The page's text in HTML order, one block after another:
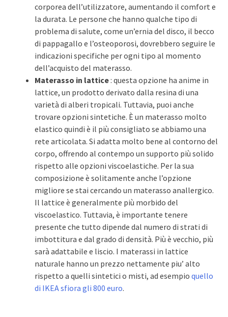
corporea dell’utilizzatore, aumentando il comfort e
la durata. Le persone che hanno qualche tipo di
problema di salute, come un’ernia del disco, il becco
di pappagallo e l’osteoporosi, dovrebbero seguire le
indicazioni specifiche per ogni tipo al momento
dell’acquisto del materasso.
Materasso in lattice: questa opzione ha anime in
lattice, un prodotto derivato dalla resina di una
varietà di alberi tropicali. Tuttavia, puoi anche
trovare opzioni sintetiche. È un materasso molto
elastico quindi è il più consigliato se abbiamo una
rete articolata. Si adatta molto bene al contorno del
corpo, offrendo al contempo un supporto più solido
rispetto alle opzioni viscoelastiche. Per la sua
composizione è solitamente anche l’opzione
migliore se stai cercando un materasso anallergico.
Il lattice è generalmente più morbido del
viscoelastico. Tuttavia, è importante tenere
presente che tutto dipende dal numero di strati di
imbottitura e dal grado di densità. Più è vecchio, più
sarà adattabile e liscio. I materassi in lattice
naturale hanno un prezzo nettamente piu’ alto
rispetto a quelli sintetici o misti, ad esempio quello
di IKEA sfiora gli 800 euro.